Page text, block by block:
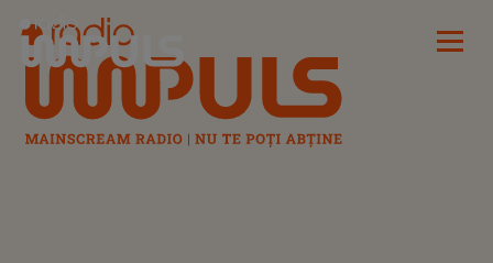
Radio Impuls